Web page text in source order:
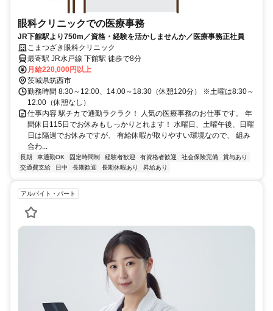
眼科クリニックでの医療事務
JR下館駅より750m／資格・経験を活かしませんか／医療事務正社員
こまつざき眼科クリニック
最寄駅 JR水戸線 下館駅 徒歩で8分
月給220,000円以上
茨城県筑西市
勤務時間 8:30～12:00、14:00～18:30（休憩120分） ※土曜は8:30～
12:00（休憩なし）
仕事内容 駅チカで通勤ラクラク！ 人気の医療事務のお仕事です。 年
間休日115日でお休みもしっかりとれます！ 水曜日、土曜午後、日曜
日は隔週でお休みですが、 有給休暇が取りやすい環境なので、 組み
合わ...
長期 車通勤OK 固定時間制 経験者歓迎 有資格者歓迎 社会保険完備
賞与あり
交通費支給
日中 長期歓迎 長期休暇あり 昇給あり
アルバイト・パート